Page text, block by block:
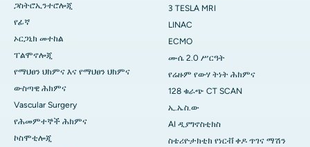
ጋስትሮኢንተሮሎጂ
የፊኛ
ኦርጋኒክ መተከል
ፐልሞኖሎጂ
የማህፀን ህክምና እና የማህፀን ህክምና
ውስጣዊ ሕክምና
Vascular Surgery
የሕመምተኞች ሕክምና
ኮስሞቲሎጂ
3 TESLA MRI
LINAC
ECMO
ሙሴ 2.0 ሥርዓት
የሬዙም የውሃ ትነት ሕክምና
128 ቁራጭ CT SCAN
ኢ.ኤስ.ው
AI ዲያግኖስቲክስ
ስቴሪዮታክቲክ የነርቭ ቀዶ ጥገና ማሽን